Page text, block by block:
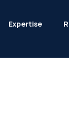
Expertise